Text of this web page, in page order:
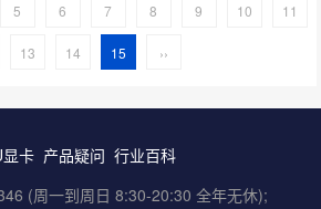
5 6 7 8 9 10 11
13 14 15 ››
卡 产品疑问 行业百科
(周一到周日 8:30-20:30 全年无休);